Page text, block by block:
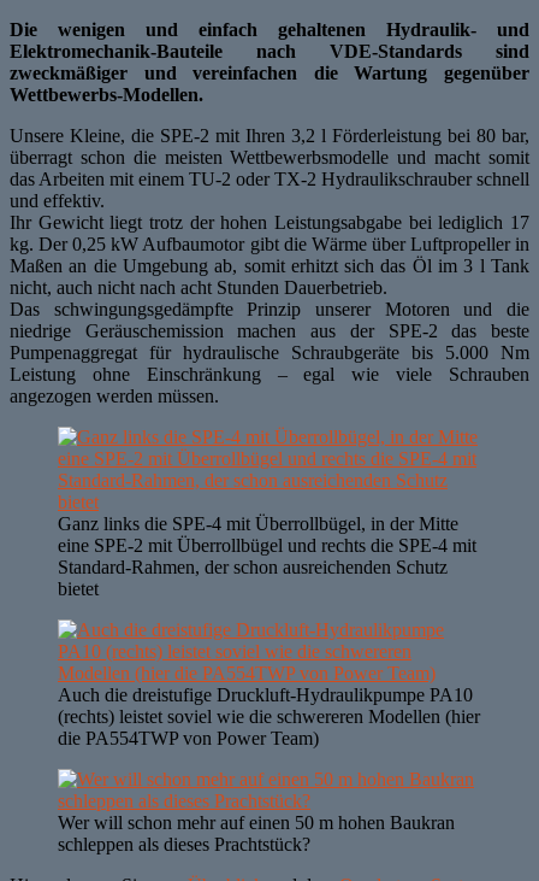
Die wenigen und einfach gehaltenen Hydraulik- und
Elektromechanik-Bauteile nach VDE-Standards sind
zweckmäßiger und vereinfachen die Wartung gegenüber
Wettbewerbs-Modellen.
Unsere Kleine, die SPE-2 mit Ihren 3,2 l Förderleistung bei 80 bar,
überragt schon die meisten Wettbewerbsmodelle und macht somit
das Arbeiten mit einem TU-2 oder TX-2 Hydraulikschrauber schnell
und effektiv.
Ihr Gewicht liegt trotz der hohen Leistungsabgabe bei lediglich 17
kg. Der 0,25 kW Aufbaumotor gibt die Wärme über Luftpropeller in
Maßen an die Umgebung ab, somit erhitzt sich das Öl im 3 l Tank
nicht, auch nicht nach acht Stunden Dauerbetrieb.
Das schwingungsgedämpfte Prinzip unserer Motoren und die
niedrige Geräuschemission machen aus der SPE-2 das beste
Pumpenaggregat für hydraulische Schraubgeräte bis 5.000 Nm
Leistung ohne Einschränkung – egal wie viele Schrauben
angezogen werden müssen.
Ganz links die SPE-4 mit Überrollbügel, in der Mitte
eine SPE-2 mit Überrollbügel und rechts die SPE-4 mit
Standard-Rahmen, der schon ausreichenden Schutz
bietet
Auch die dreistufige Druckluft-Hydraulikpumpe PA10
(rechts) leistet soviel wie die schwereren Modellen (hier
die PA554TWP von Power Team)
Wer will schon mehr auf einen 50 m hohen Baukran
schleppen als dieses Prachtstück?